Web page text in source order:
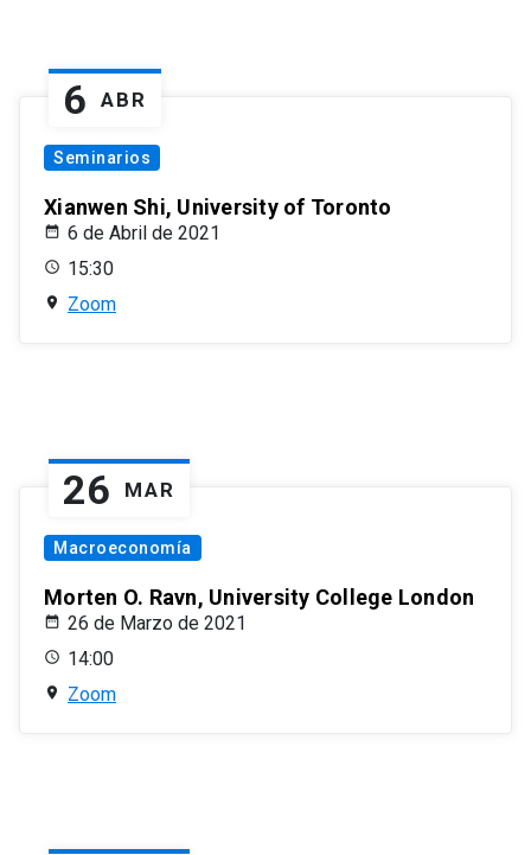
6 ABR
Seminarios
Xianwen Shi, University of Toronto
6 de Abril de 2021
15:30
Zoom
26 MAR
Macroeconomía
Morten O. Ravn, University College London
26 de Marzo de 2021
14:00
Zoom